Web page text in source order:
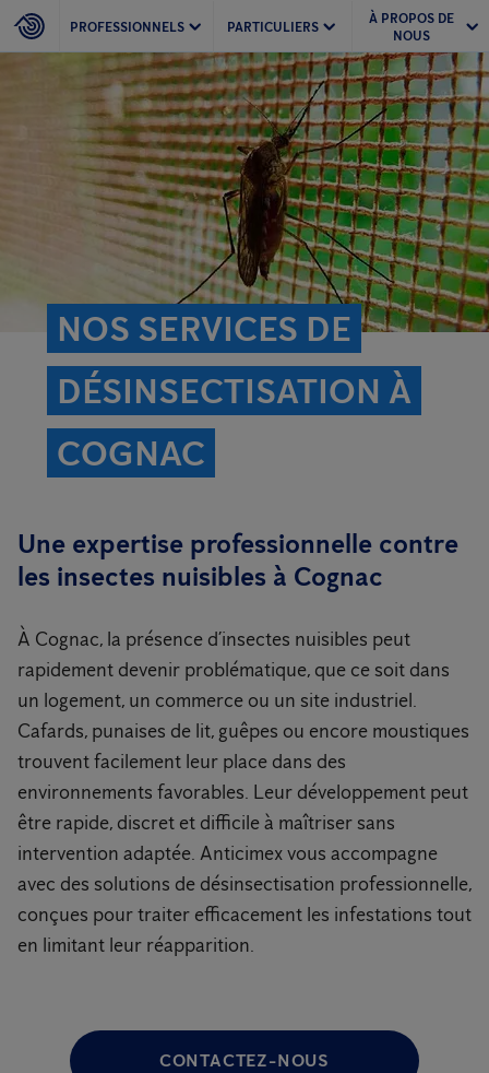
PROFESSIONNELS PARTICULIERS
À PROPOS DE
NOUS
NOS SERVICES DE
DÉSINSECTISATION À
COGNAC
Une expertise professionnelle contre
les insectes nuisibles à Cognac
À Cognac, la présence d’insectes nuisibles peut
rapidement devenir problématique, que ce soit dans
un logement, un commerce ou un site industriel.
Cafards, punaises de lit, guêpes ou encore moustiques
trouvent facilement leur place dans des
environnements favorables. Leur développement peut
être rapide, discret et difficile à maîtriser sans
intervention adaptée. Anticimex vous accompagne
avec des solutions de désinsectisation professionnelle,
conçues pour traiter efficacement les infestations tout
en limitant leur réapparition.
CONTACTEZ-NOUS